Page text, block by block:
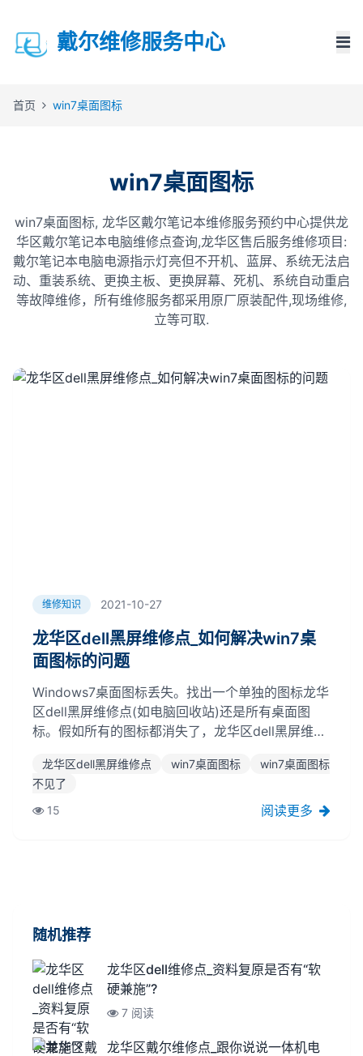
戴尔维修服务中心
首页 win7桌面图标
win7桌面图标
win7桌面图标, 龙华区戴尔笔记本维修服务预约中心提供龙
华区戴尔笔记本电脑维修点查询,龙华区售后服务维修项目:
戴尔笔记本电脑电源指示灯亮但不开机、蓝屏、系统无法启
动、重装系统、更换主板、更换屏幕、死机、系统自动重启
等故障维修，所有维修服务都采用原厂原装配件,现场维修,
立等可取.
维修知识 2021-10-27
龙华区dell黑屏维修点_如何解决win7桌
面图标的问题
Windows7桌面图标丢失。找出一个单独的图标龙华
区dell黑屏维修点(如电脑回收站)还是所有桌面图
标。假如所有的图标都消失了，龙华区dell黑屏维修
图标。假如只缺少电脑图标，你可以在桌面上右击
>>来改变>>;右边桌面图标>>龙华区dell黑屏维修
点。...
龙华区dell黑屏维修点 win7桌面图标
win7桌面图标
不见了
15
阅读更多
随机推荐
龙华区dell维修点_资料复原是否有“软
硬兼施”?
7 阅读
龙华区戴尔维修点_跟你说说一体机电